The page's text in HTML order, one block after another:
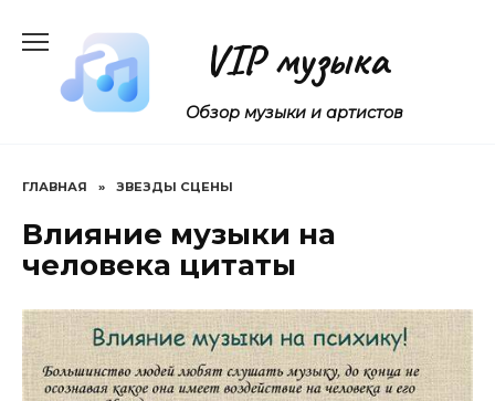
содержанию
VIP музыка
Обзор музыки и артистов
ГЛАВНАЯ » ЗВЕЗДЫ СЦЕНЫ
Влияние музыки на
человека цитаты